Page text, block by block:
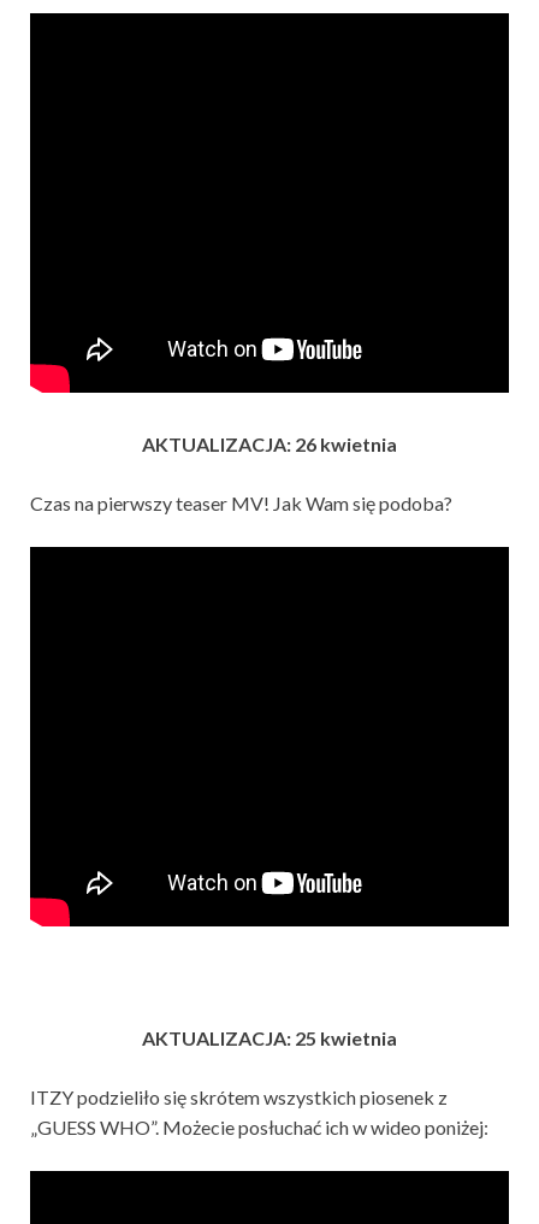
AKTUALIZACJA: 26 kwietnia
Czas na pierwszy teaser MV! Jak Wam się podoba?
AKTUALIZACJA: 25 kwietnia
ITZY podzieliło się skrótem wszystkich piosenek z
„GUESS WHO”. Możecie posłuchać ich w wideo poniżej: